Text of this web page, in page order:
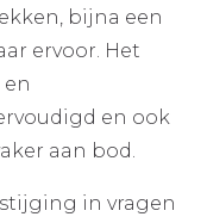
bijna een
ervoor. Het
en ook
aan bod.
in vragen